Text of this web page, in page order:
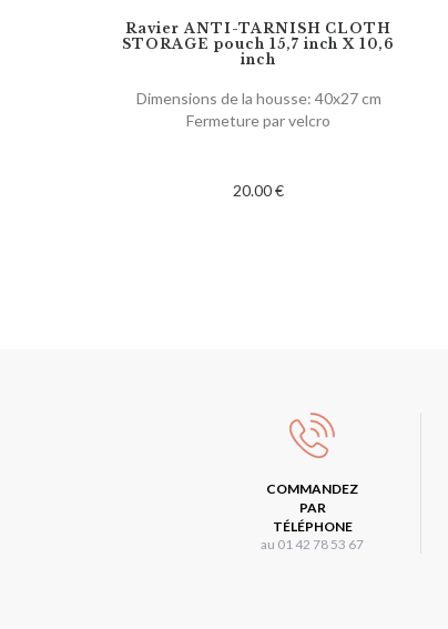
Ravier ANTI-TARNISH CLOTH
STORAGE pouch 15,7 inch X 10,6
inch
Dimensions de la housse: 40x27 cm
Fermeture par velcro
20.00 €
COMMANDEZ
PAR
TÉLÉPHONE
au 01 42 78 53 67